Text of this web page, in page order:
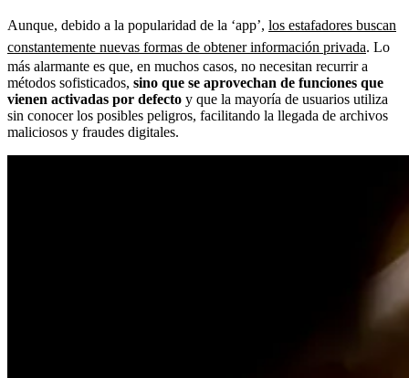
Aunque, debido a la popularidad de la ‘app’, los estafadores buscan
constantemente nuevas formas de obtener información privada. Lo
más alarmante es que, en muchos casos, no necesitan recurrir a
métodos sofisticados, sino que se aprovechan de funciones que
vienen activadas por defecto y que la mayoría de usuarios utiliza
sin conocer los posibles peligros, facilitando la llegada de archivos
maliciosos y fraudes digitales.